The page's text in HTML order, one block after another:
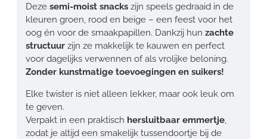
Deze semi-moist snacks zijn speels gedraaid in de
kleuren groen, rood en beige – een feest voor het
oog én voor de smaakpapillen. Dankzij hun zachte
structuur zijn ze makkelijk te kauwen en perfect
voor dagelijks verwennen of als vrolijke beloning.
Zonder kunstmatige toevoegingen en suikers!
Elke twister is niet alleen lekker, maar ook leuk om
te geven.
Verpakt in een praktisch hersluitbaar emmertje,
zodat je altijd een smakelijk tussendoortje bij de